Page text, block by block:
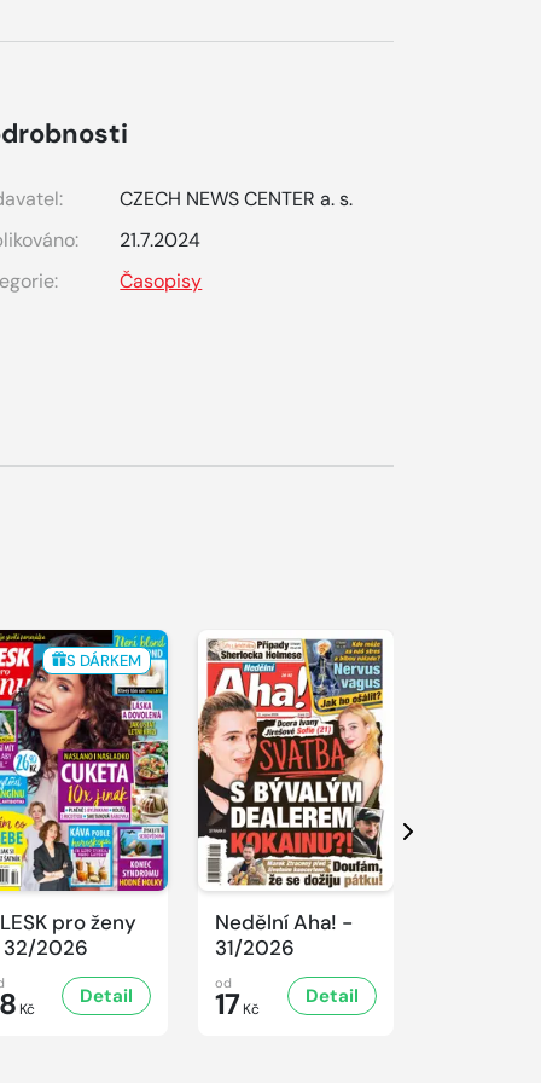
CZECH NEWS CENTER a. s.
21.7.2024
Časopisy
S DÁRKEM
pro ženy
2026
Kč
Detail
Nedělní Aha! -
31/2026
od
17 Kč
Detail
Další